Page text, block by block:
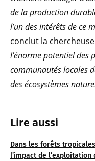
Lire aussi
Dans les forêts
l’impact de l’exploitation
de la production
l’un des intérêts de ce
conclut la
l’énorme potentiel des
communautés locales
des écosystèmes